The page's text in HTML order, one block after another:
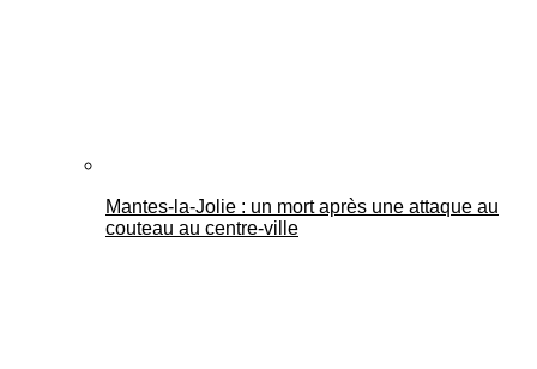
Mantes-la-Jolie : un mort après une attaque au
couteau au centre-ville